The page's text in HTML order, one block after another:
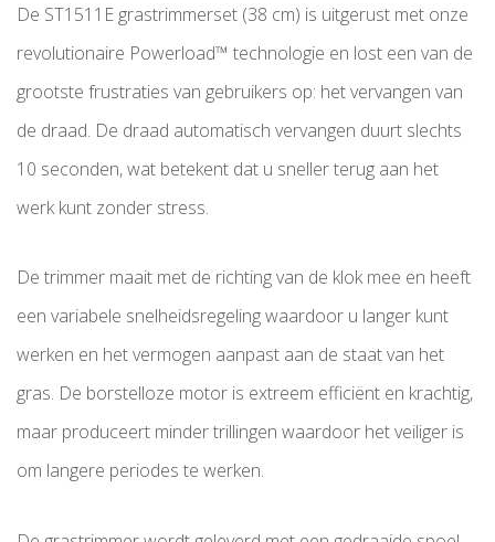
De ST1511E grastrimmerset (38 cm) is uitgerust met onze
revolutionaire Powerload™ technologie en lost een van de
grootste frustraties van gebruikers op: het vervangen van
de draad. De draad automatisch vervangen duurt slechts
10 seconden, wat betekent dat u sneller terug aan het
werk kunt zonder stress.
De trimmer maait met de richting van de klok mee en heeft
een variabele snelheidsregeling waardoor u langer kunt
werken en het vermogen aanpast aan de staat van het
gras. De borstelloze motor is extreem efficiënt en krachtig,
maar produceert minder trillingen waardoor het veiliger is
om langere periodes te werken.